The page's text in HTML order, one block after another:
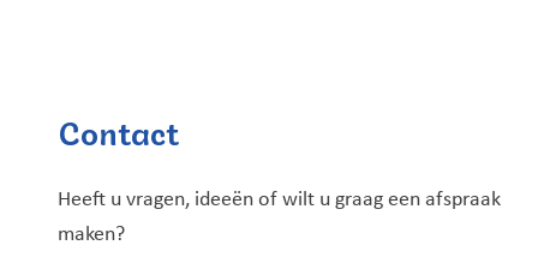
Contact
Heeft u vragen, ideeën of wilt u graag een afspraak
maken?